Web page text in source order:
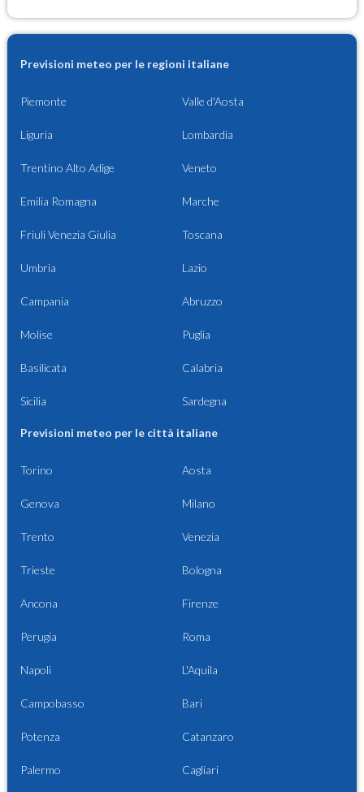
Previsioni meteo per le regioni italiane
Piemonte Valle d'Aosta
Liguria Lombardia
Trentino Alto Adige Veneto
Emilia Romagna Marche
Friuli Venezia Giulia Toscana
Umbria Lazio
Campania Abruzzo
Molise Puglia
Basilicata Calabria
Sicilia Sardegna
Previsioni meteo per le città italiane
Torino Aosta
Genova Milano
Trento Venezia
Trieste Bologna
Ancona Firenze
Perugia Roma
Napoli L'Aquila
Campobasso Bari
Potenza Catanzaro
Palermo Cagliari